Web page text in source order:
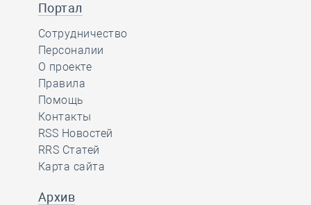
Портал
Сотрудничество
Персоналии
О проекте
Правила
Помощь
Контакты
RSS Новостей
RRS Статей
Карта сайта
Архив